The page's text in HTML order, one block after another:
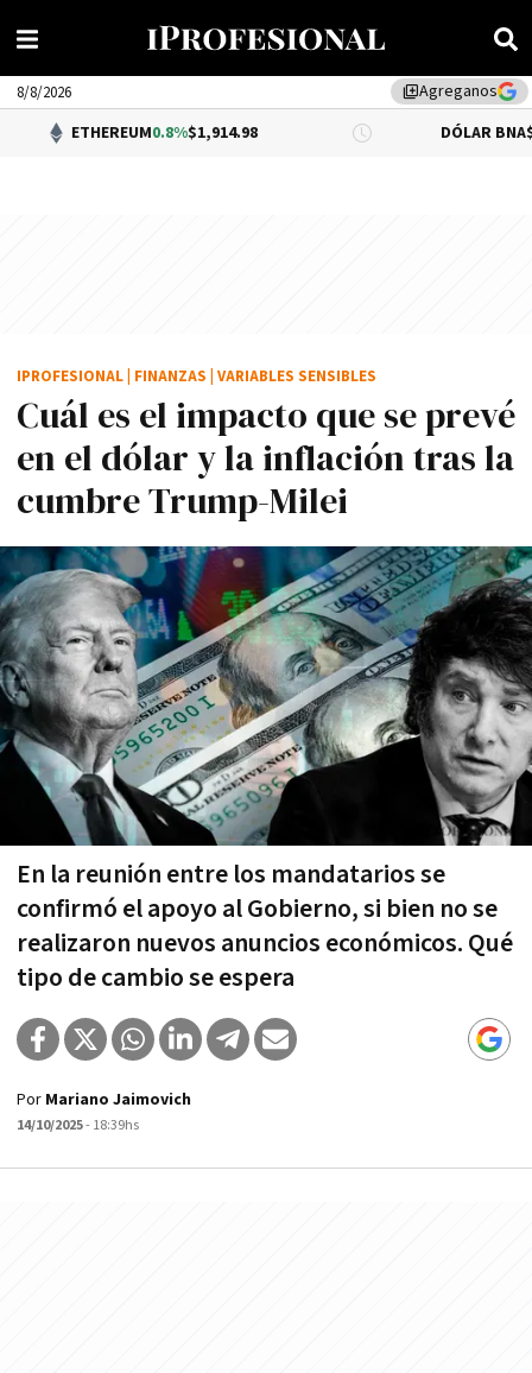
library_addAgreganos
8/8/2026
0.8%$1,914.98 DÓLAR BNA $1,520.00
Cuál es el impacto que se prevé
en el dólar y la inflación tras la
cumbre Trump-Milei
En la reunión entre los mandatarios se
confirmó el apoyo al Gobierno, si bien no se
realizaron nuevos anuncios económicos. Qué
tipo de cambio se espera
IPROFESIONAL FINANZAS VARIABLES SENSIBLES
Por Mariano Jaimovich
14/10/2025- 18:39hs